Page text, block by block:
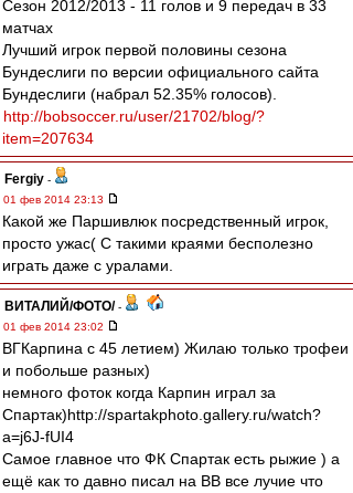
Сезон 2012/2013 - 11 голов и 9 передач в 33
матчах
Лучший игрок первой половины сезона
Бундеслиги по версии официального сайта
Бундеслиги (набрал 52.35% голосов).
http://bobsoccer.ru/user/21702/blog/?
item=207634
Fergiy -
01 фев 2014 23:13
Какой же Паршивлюк посредственный игрок,
просто ужас( С такими краями бесполезно
играть даже с уралами.
ВИТАЛИЙ/ФОТО/ -
01 фев 2014 23:02
ВГКарпина с 45 летием) Жилаю только трофеи
и побольше разных)
немного фоток когда Карпин играл за
Спартак)http://spartakphoto.gallery.ru/watch?
a=j6J-fUI4
Самое главное что ФК Спартак есть рыжие ) а
ещё как то давно писал на ВВ все лучие что